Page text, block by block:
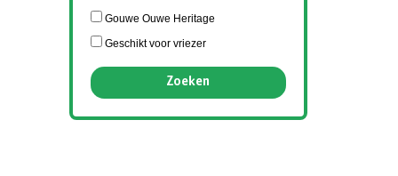
Gouwe Ouwe Heritage
Geschikt voor vriezer